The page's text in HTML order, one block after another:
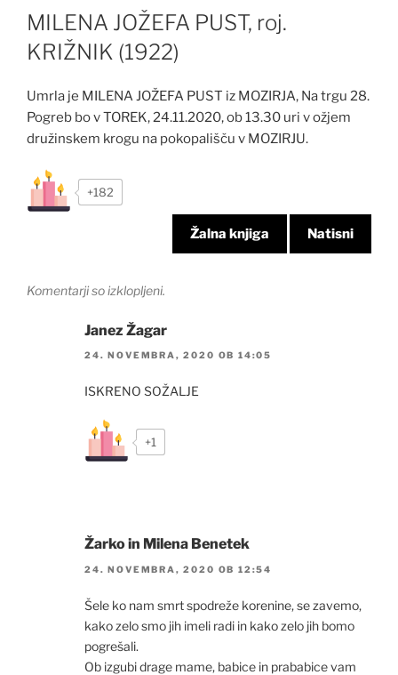
MILENA JOŽEFA PUST, roj.
KRIŽNIK (1922)
Umrla je MILENA JOŽEFA PUST iz MOZIRJA, Na trgu 28.
Pogreb bo v TOREK, 24.11.2020, ob 13.30 uri v ožjem
družinskem krogu na pokopališču v MOZIRJU.
+182
Žalna knjiga Natisni
Janez Žagar
24. NOVEMBRA, 2020 OB 14:05
ISKRENO SOŽALJE
+1
Žarko in Milena Benetek
24. NOVEMBRA, 2020 OB 12:54
Šele ko nam smrt spodreže korenine, se zavemo,
kako zelo smo jih imeli radi in kako zelo jih bomo
pogrešali.
Ob izgubi drage mame, babice in prababice vam
Komentarji so izklopljeni.